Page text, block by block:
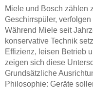
Miele und Bosch zählen
Geschirrspüler,
Während Miele seit
konservative Technik
Effizienz, leisen Betrieb
zeigen sich diese
Grundsätzliche
Philosophie: Geräte